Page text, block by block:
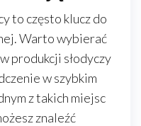
to często klucz do
Warto wybierać
produkcji słodyczy
w szybkim
z takich miejsc
znaleźć